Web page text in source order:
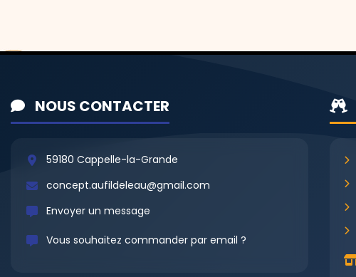
NOUS CONTACTER
59180 Cappelle-la-Grande
concept.aufildeleau@gmail.com
Envoyer un message
Vous souhaitez commander par email ?